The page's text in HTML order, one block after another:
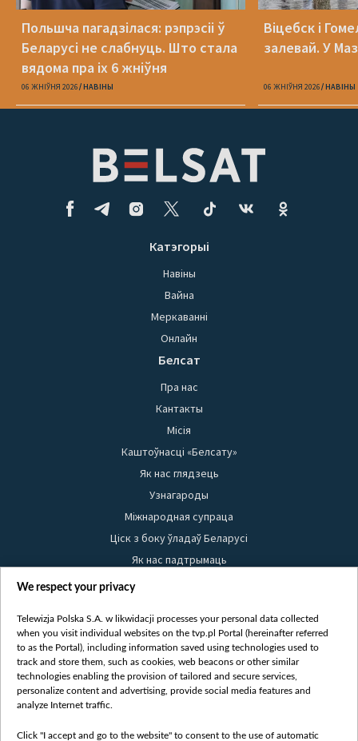
Польшча пагадзілася: рэпрэсіі ў
Беларусі не слабнуць. Што стала
вядома пра іх 6 жніўня
06 ЖНІЎНЯ 2026 НАВІНЫ
Віцебск і
залевай. У
06 ЖНІЎНЯ 2026 НАВІНЫ
Катэгорыі
Навіны
Вайна
Меркаванні
Онлайн
Белсат
Пра нас
Кантакты
Місія
Каштоўнасці «Белсату»
Як нас глядзець
Узнагароды
Міжнародная супраца
Ціск з боку ўладаў Беларусі
Як нас падтрымаць
Правілы выкарыстання матэрыялаў
Бяспека
Youtube
Белсат news
Белсат Shorts
Жэстачайшы мульт
We respect your privacy
Telewizja Polska S.A. w likwidacji processes your personal data collected
when you visit individual websites on the tvp.pl Portal (hereinafter referred
to as the Portal), including information saved using technologies used to
track and store them, such as cookies, web beacons or other similar
technologies enabling the provision of tailored and secure services,
personalize content and advertising, provide social media features and
analyze Internet traffic.
Click "I accept and go to the website" to consent to the use of automatic